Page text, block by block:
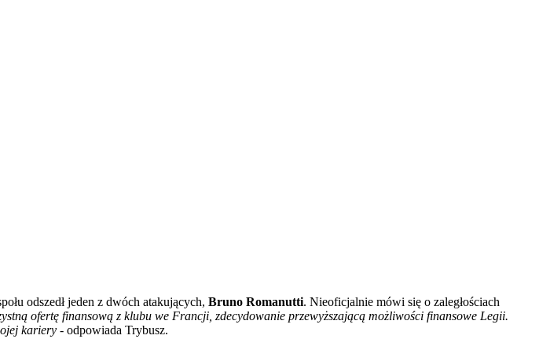
odszedł jeden z dwóch atakujących, Bruno Romanutti. Nieoficjalnie mówi się o zaległościach
ofertę finansową z klubu we Francji, zdecydowanie przewyższającą możliwości finansowe Legii.
kariery - odpowiada Trybusz.